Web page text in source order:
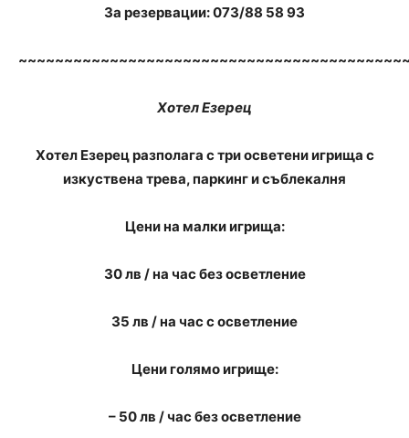
За резервации: 073/88 58 93
Хотел Езерец
Хотел Езерец разполага с три осветени игрища с
изкуствена трева, паркинг и съблекалня
Цени на малки игрища:
30 лв / на час без осветление
35 лв / на час с осветление
Цени голямо игрище:
– 50 лв / час без осветление